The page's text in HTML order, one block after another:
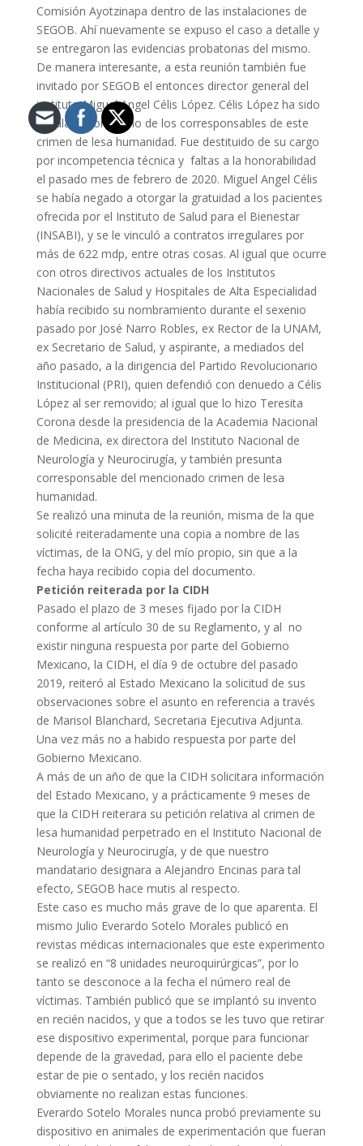
Comisión Ayotzinapa dentro de las instalaciones de
SEGOB. Ahí nuevamente se expuso el caso a detalle y
se entregaron las evidencias probatorias del mismo.
De manera interesante, a esta reunión también fue
invitado por SEGOB el entonces director general del
instituto Miguel Angel Célis López. Célis López ha sido
señalado como uno de los corresponsables de este
crimen de lesa humanidad. Fue destituido de su cargo
por incompetencia técnica y faltas a la honorabilidad
el pasado mes de febrero de 2020. Miguel Angel Célis
se había negado a otorgar la gratuidad a los pacientes
ofrecida por el Instituto de Salud para el Bienestar
(INSABI), y se le vinculó a contratos irregulares por
más de 622 mdp, entre otras cosas. Al igual que ocurre
con otros directivos actuales de los Institutos
Nacionales de Salud y Hospitales de Alta Especialidad
había recibido su nombramiento durante el sexenio
pasado por José Narro Robles, ex Rector de la UNAM,
ex Secretario de Salud, y aspirante, a mediados del
año pasado, a la dirigencia del Partido Revolucionario
Institucional (PRI), quien defendió con denuedo a Célis
López al ser removido; al igual que lo hizo Teresita
Corona desde la presidencia de la Academia Nacional
de Medicina, ex directora del Instituto Nacional de
Neurología y Neurocirugía, y también presunta
corresponsable del mencionado crimen de lesa
humanidad.
Se realizó una minuta de la reunión, misma de la que
solicité reiteradamente una copia a nombre de las
víctimas, de la ONG, y del mío propio, sin que a la
fecha haya recibido copia del documento.
Petición reiterada por la CIDH
Pasado el plazo de 3 meses fijado por la CIDH
conforme al artículo 30 de su Reglamento, y al no
existir ninguna respuesta por parte del Gobierno
Mexicano, la CIDH, el día 9 de octubre del pasado
2019, reiteró al Estado Mexicano la solicitud de sus
observaciones sobre el asunto en referencia a través
de Marisol Blanchard, Secretaria Ejecutiva Adjunta.
Una vez más no a habido respuesta por parte del
Gobierno Mexicano.
A más de un año de que la CIDH solicitara información
del Estado Mexicano, y a prácticamente 9 meses de
que la CIDH reiterara su petición relativa al crimen de
lesa humanidad perpetrado en el Instituto Nacional de
Neurología y Neurocirugía, y de que nuestro
mandatario designara a Alejandro Encinas para tal
efecto, SEGOB hace mutis al respecto.
Este caso es mucho más grave de lo que aparenta. El
mismo Julio Everardo Sotelo Morales publicó en
revistas médicas internacionales que este experimento
se realizó en “8 unidades neuroquirúrgicas”, por lo
tanto se desconoce a la fecha el número real de
víctimas. También publicó que se implantó su invento
en recién nacidos, y que a todos se les tuvo que retirar
ese dispositivo experimental, porque para funcionar
depende de la gravedad, para ello el paciente debe
estar de pie o sentado, y los recién nacidos
obviamente no realizan estas funciones.
Everardo Sotelo Morales nunca probó previamente su
dispositivo en animales de experimentación que fueran